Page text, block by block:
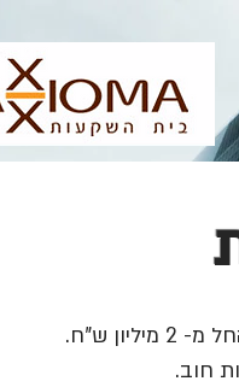
ש"ח.
חוב.